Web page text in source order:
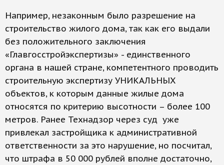
Например, незаконным было разрешение на
строительство жилого дома, так как его выдали
без положительного заключения
«Главгосстройэкспертизы» - единственного
органа в нашей стране, компетентного проводить
строительную экспертизу УНИКАЛЬНЫХ
объектов, к которым данные жилые дома
относятся по критерию высотности – более 100
метров. Ранее Технадзор через суд уже
привлекал застройщика к административной
ответственности за это нарушение, но посчитал,
что штрафа в 50 000 рублей вполне достаточно,